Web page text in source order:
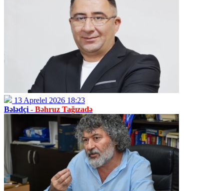
13 Aprelel 2026 18:23
Bələdçi - Bəhruz Tağızadə